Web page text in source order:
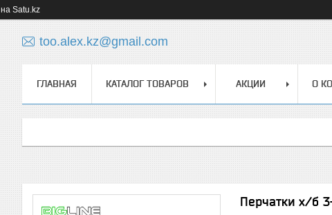
на Satu.kz
too.alex.kz@gmail.com
ГЛАВНАЯ КАТАЛОГ ТОВАРОВ АКЦИИ О
Перчатки х/б